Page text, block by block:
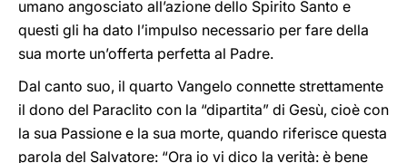
umano angosciato all’azione dello Spirito Santo e
questi gli ha dato l’impulso necessario per fare della
sua morte un’offerta perfetta al Padre.
Dal canto suo, il quarto Vangelo connette strettamente
il dono del Paraclito con la “dipartita” di Gesù, cioè con
la sua Passione e la sua morte, quando riferisce questa
parola del Salvatore: “Ora io vi dico la verità: è bene